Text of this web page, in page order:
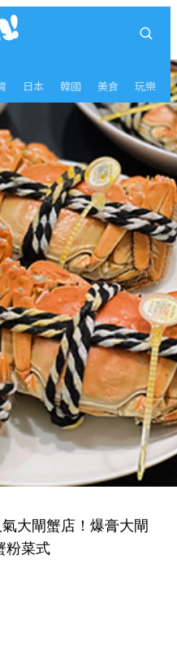
日本 韓國 美食 玩樂
氣大閘蟹店！爆膏大閘
粉菜式